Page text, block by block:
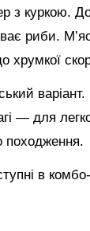
з куркою.
риби.
хрумкої
— для
походження.
в